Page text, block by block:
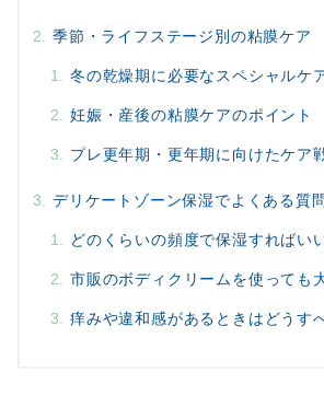
季節・ライフステージ別の粘膜ケア
冬の乾燥期に必要なスペシャルケ
妊娠・産後の粘膜ケアのポイント
プレ更年期・更年期に向けたケア
デリケートゾーン保湿でよくある質
どのくらいの頻度で保湿すればい
市販のボディクリームを使っても
痒みや違和感があるときはどうす